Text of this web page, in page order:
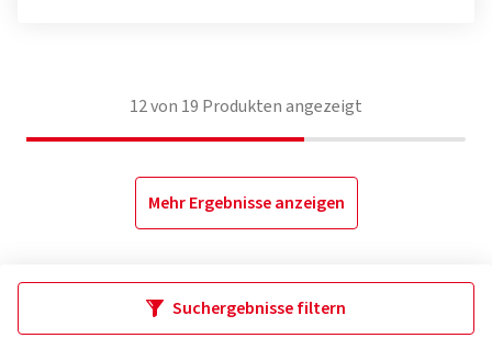
12von 19 Produkten angezeigt
Mehr Ergebnisse anzeigen
Suchergebnisse filtern